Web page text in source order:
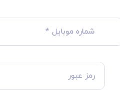
شماره موبایل *
رمز عبور